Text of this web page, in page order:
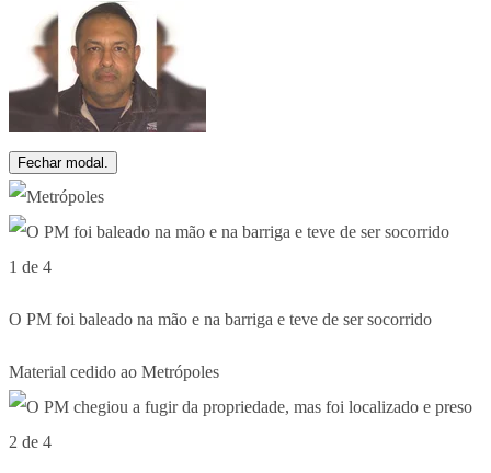
Fechar modal.
1 de 4
O PM foi baleado na mão e na barriga e teve de ser socorrido
Material cedido ao Metrópoles
2 de 4